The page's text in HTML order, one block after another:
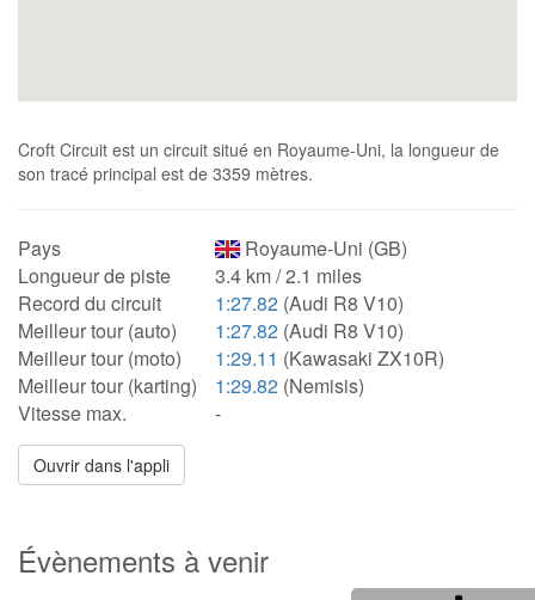
Croft Circuit est un circuit situé en Royaume-Uni, la longueur de
son tracé principal est de 3359 mètres.
Pays
Royaume-Uni (GB)
Longueur de piste
3.4 km / 2.1 miles
Record du circuit
1:27.82 (Audi R8 V10)
Meilleur tour (auto)
1:27.82 (Audi R8 V10)
Meilleur tour (moto)
1:29.11 (Kawasaki ZX10R)
Meilleur tour (karting)
1:29.82 (Nemisis)
Vitesse max.
-
Ouvrir dans l'appli
Évènements à venir